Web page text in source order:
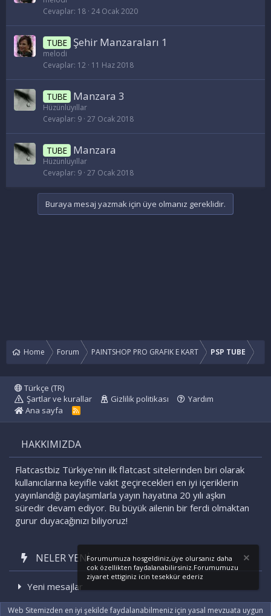
Cevaplar 18 24 Ocak 2020
TUBE Şehir Manzaraları 1
melodi
Cevaplar 12 11 Haz 2018
TUBE Manzara 3
Hüzünlüyıllar
Cevaplar 9 27 Ocak 2018
TUBE Manzara
Hüzünlüyıllar
Cevaplar 9 27 Ocak 2018
Buraya mesaj yazmak için üye olmanız gereklidir.
Home Forum PAINTSHOP PRO GRAFIK E KART PSP TUBE
Türkçe (TR)
Şartlar ve kurallar
Gizlilik politikası
Yardım
Ana sayfa
R
HAKKIMIZDA
Flatcastbiz Türkiye'nin ilk flatcast sitelerinden biri olarak
kullanıcılarına keyifle vakit geçirecekleri en iyi içeriklerin
yayınlandığı paylaşımlarla yayın hayatına 20 yılı aşkın
süredir devam ediyor. Bu büyük ailenin bir ferdi olmaktan
gurur duyacağınızı biliyoruz!
NELER YENI
Yeni mesajlar
Son etkinlikler
Forumumuza hosgeldiniz,üye olursanız daha
cok özellikten faydalanabilirsiniz.Forumumuzu
ziyaret ettiginiz icin tesekkür ederiz
Web Sitemizden en iyi şekilde faydalanabilmeniz için yasal mevzuata uygun